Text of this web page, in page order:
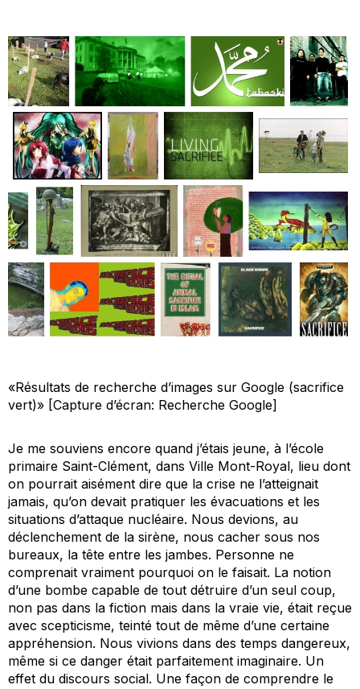
«Résultats de recherche d’images sur Google (sacrifice
vert)» [Capture d’écran: Recherche Google]
Je me souviens encore quand j’étais jeune, à l’école
primaire Saint-Clément, dans Ville Mont-Royal, lieu dont
on pourrait aisément dire que la crise ne l’atteignait
jamais, qu’on devait pratiquer les évacuations et les
situations d’attaque nucléaire. Nous devions, au
déclenchement de la sirène, nous cacher sous nos
bureaux, la tête entre les jambes. Personne ne
comprenait vraiment pourquoi on le faisait. La notion
d’une bombe capable de tout détruire d’un seul coup,
non pas dans la fiction mais dans la vraie vie, était reçue
avec scepticisme, teinté tout de même d’une certaine
appréhension. Nous vivions dans des temps dangereux,
même si ce danger était parfaitement imaginaire. Un
effet du discours social. Une façon de comprendre le